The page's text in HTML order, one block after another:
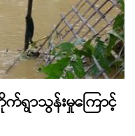
ရွာသွန်းမှုကြောင့်